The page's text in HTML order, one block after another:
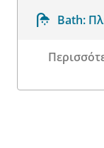
Bath: